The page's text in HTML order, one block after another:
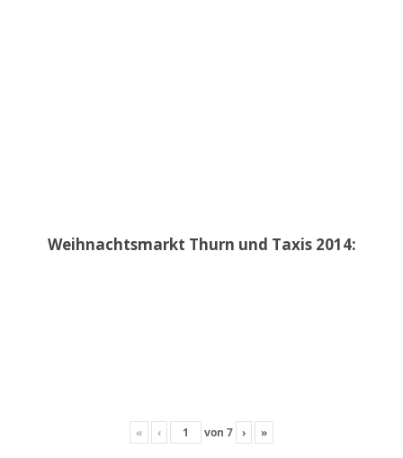
Weihnachtsmarkt Thurn und Taxis 2014:
« ‹ von 7 › »